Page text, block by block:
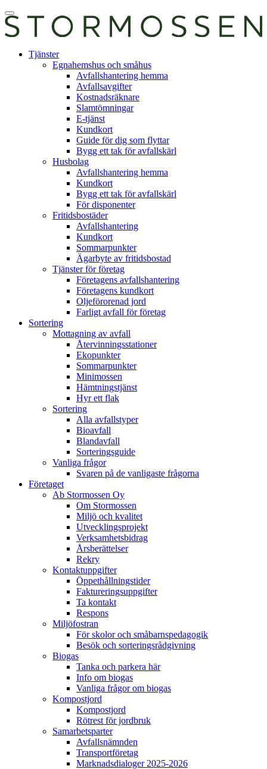
Skip
to
content
Öppna
huvudmeny
tjänst
Tjänster
Egnahemshus och småhus
Avfallshantering hemma
Avfallsavgifter
Kostnadsräknare
Slamtömningar
E-tjänst
Kundkort
Guide för dig som flyttar
Bygg ett tak för avfallskärl
Husbolag
Avfallshantering hemma
Kundkort
Bygg ett tak för avfallskärl
För disponenter
Fritidsbostäder
Avfallshantering
Kundkort
Sommarpunkter
Ägarbyte av fritidsbostad
Tjänster för företag
Företagens avfallshantering
Företagens kundkort
Oljeförorenad jord
Farligt avfall för företag
Sortering
Mottagning av avfall
Återvinningsstationer
Ekopunkter
Sommarpunkter
Minimossen
Hämtningstjänst
Hyr ett flak
Sortering
Alla avfallstyper
Bioavfall
Blandavfall
Sorteringsguide
Vanliga frågor
Svaren på de vanligaste frågorna
Företaget
Ab Stormossen Oy
Om Stormossen
Miljö och kvalitet
Utvecklingsprojekt
Verksamhetsbidrag
Årsberättelser
Rekry
Kontaktuppgifter
Öppethållningstider
Faktureringsuppgifter
Ta kontakt
Respons
Miljöfostran
För skolor och småbarnspedagogik
Besök och sorteringsrådgivning
Biogas
Tanka och parkera här
Info om biogas
Vanliga frågor om biogas
Kompostjord
Kompostjord
Rötrest för jordbruk
Samarbetsparter
Avfallsnämnden
Transportföretag
Marknadsdialoger 2025-2026